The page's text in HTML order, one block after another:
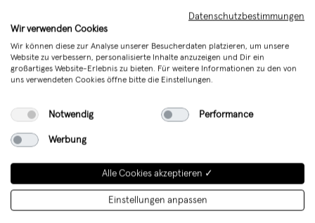
...
Datenschutzbestimmungen
Wir verwenden Cookies
Wir können diese zur Analyse unserer Besucherdaten platzieren, um unsere
Website zu verbessern, personalisierte Inhalte anzuzeigen und Dir ein
großartiges Website-Erlebnis zu bieten. Für weitere Informationen zu den von
uns verwendeten Cookies öffne bitte die Einstellungen.
Notwendig Performance
Werbung
Alle Cookies akzeptieren ✓
Einstellungen anpassen